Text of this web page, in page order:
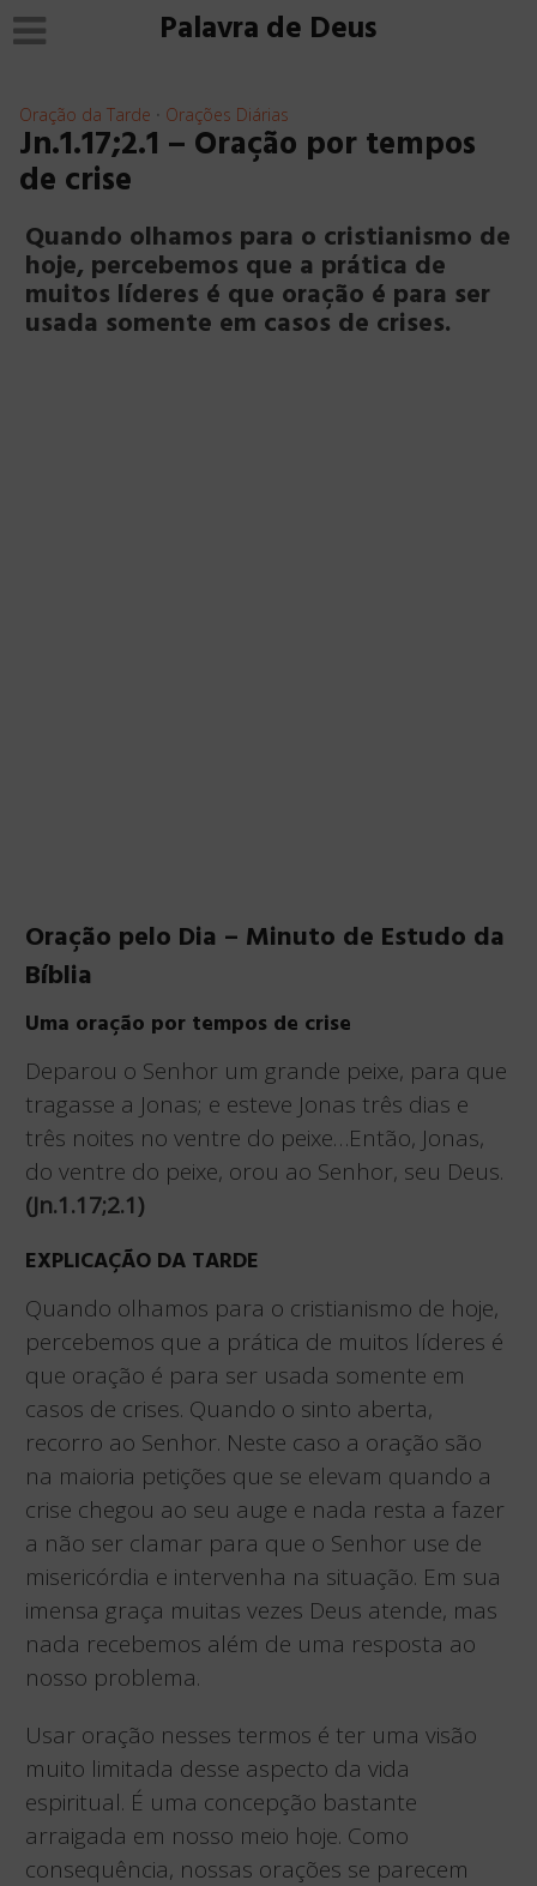
Palavra de Deus
Oração da Tarde • Orações Diárias
Jn.1.17;2.1 – Oração por tempos
de crise
Quando olhamos para o cristianismo de
hoje, percebemos que a prática de
muitos líderes é que oração é para ser
usada somente em casos de crises.
Oração pelo Dia – Minuto de Estudo da
Bíblia
Uma oração por tempos de crise
Deparou o Senhor um grande peixe, para que
tragasse a Jonas; e esteve Jonas três dias e
três noites no ventre do peixe…Então, Jonas,
do ventre do peixe, orou ao Senhor, seu Deus.
(Jn.1.17;2.1)
EXPLICAÇÃO DA TARDE
Quando olhamos para o cristianismo de hoje,
percebemos que a prática de muitos líderes é
que oração é para ser usada somente em
casos de crises. Quando o sinto aberta,
recorro ao Senhor. Neste caso a oração são
na maioria petições que se elevam quando a
crise chegou ao seu auge e nada resta a fazer
a não ser clamar para que o Senhor use de
misericórdia e intervenha na situação. Em sua
imensa graça muitas vezes Deus atende, mas
nada recebemos além de uma resposta ao
nosso problema.
Usar oração nesses termos é ter uma visão
muito limitada desse aspecto da vida
espiritual. É uma concepção bastante
arraigada em nosso meio hoje. Como
consequência, nossas orações se parecem